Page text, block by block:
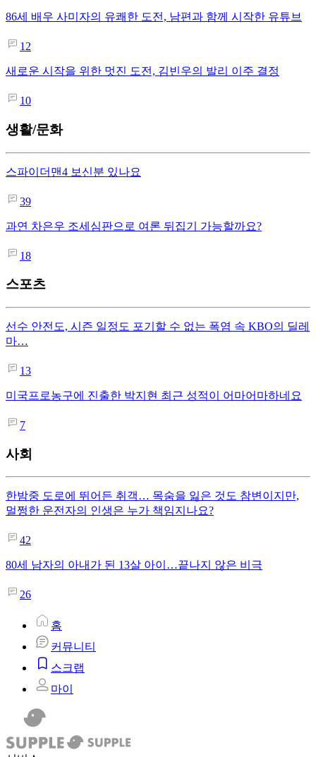
86세 배우 사미자의 유쾌한 도전, 남편과 함께 시작한 유튜브
12
새로운 시작을 위한 멋진 도전, 김빈우의 발리 이주 결정
10
생활/문화
스파이더맨4 보신분 있나요
39
과연 차은우 조세심판으로 여론 뒤집기 가능할까요?
18
스포츠
선수 안전도, 시즌 일정도 포기할 수 없는 폭염 속 KBO의 딜레
마…
13
미국프로농구에 진출한 박지현 최근 성적이 어마어마하네요
7
사회
한밤중 도로에 뛰어든 취객… 목숨을 잃은 것도 참변이지만,
멀쩡한 운전자의 인생은 누가 책임지나요?
42
80세 남자의 아내가 된 13살 아이…끝나지 않은 비극
26
홈
커뮤니티
스크랩
마이